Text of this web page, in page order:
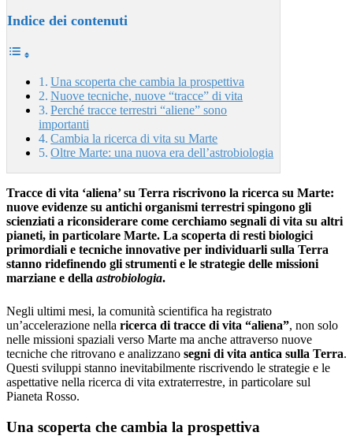
Indice dei contenuti
Una scoperta che cambia la prospettiva
Nuove tecniche, nuove “tracce” di vita
Perché tracce terrestri “aliene” sono
importanti
Cambia la ricerca di vita su Marte
Oltre Marte: una nuova era dell’astrobiologia
Tracce di vita ‘aliena’ su Terra riscrivono la ricerca su Marte:
nuove evidenze su antichi organismi terrestri spingono gli
scienziati a riconsiderare come cerchiamo segnali di vita su altri
pianeti, in particolare Marte. La scoperta di resti biologici
primordiali e tecniche innovative per individuarli sulla Terra
stanno ridefinendo gli strumenti e le strategie delle missioni
marziane e della astrobiologia.
Negli ultimi mesi, la comunità scientifica ha registrato
un’accelerazione nella ricerca di tracce di vita “aliena”, non solo
nelle missioni spaziali verso Marte ma anche attraverso nuove
tecniche che ritrovano e analizzano segni di vita antica sulla Terra.
Questi sviluppi stanno inevitabilmente riscrivendo le strategie e le
aspettative nella ricerca di vita extraterrestre, in particolare sul
Pianeta Rosso.
Una scoperta che cambia la prospettiva